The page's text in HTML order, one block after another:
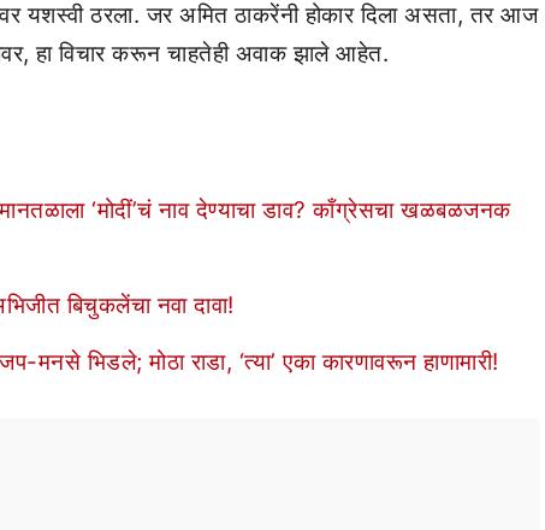
ठरला. जर अमित ठाकरेंनी होकार दिला असता, तर आज
हा विचार करून चाहतेही अवाक झाले आहेत.
‘मोदीं’चं नाव देण्याचा डाव? काँग्रेसचा खळबळजनक
बिचुकलेंचा नवा दावा!
भिडले; मोठा राडा, ‘त्या’ एका कारणावरून हाणामारी!